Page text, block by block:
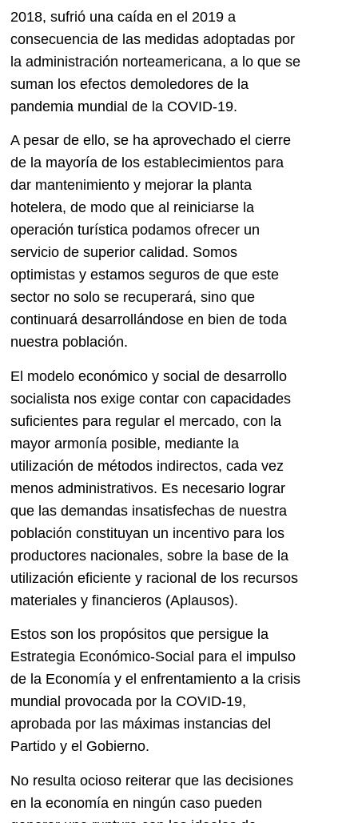
2018, sufrió una caída en el 2019 a
consecuencia de las medidas adoptadas por
la administración norteamericana, a lo que se
suman los efectos demoledores de la
pandemia mundial de la COVID-19.
A pesar de ello, se ha aprovechado el cierre
de la mayoría de los establecimientos para
dar mantenimiento y mejorar la planta
hotelera, de modo que al reiniciarse la
operación turística podamos ofrecer un
servicio de superior calidad. Somos
optimistas y estamos seguros de que este
sector no solo se recuperará, sino que
continuará desarrollándose en bien de toda
nuestra población.
El modelo económico y social de desarrollo
socialista nos exige contar con capacidades
suficientes para regular el mercado, con la
mayor armonía posible, mediante la
utilización de métodos indirectos, cada vez
menos administrativos. Es necesario lograr
que las demandas insatisfechas de nuestra
población constituyan un incentivo para los
productores nacionales, sobre la base de la
utilización eficiente y racional de los recursos
materiales y financieros (Aplausos).
Estos son los propósitos que persigue la
Estrategia Económico-Social para el impulso
de la Economía y el enfrentamiento a la crisis
mundial provocada por la COVID-19,
aprobada por las máximas instancias del
Partido y el Gobierno.
No resulta ocioso reiterar que las decisiones
en la economía en ningún caso pueden